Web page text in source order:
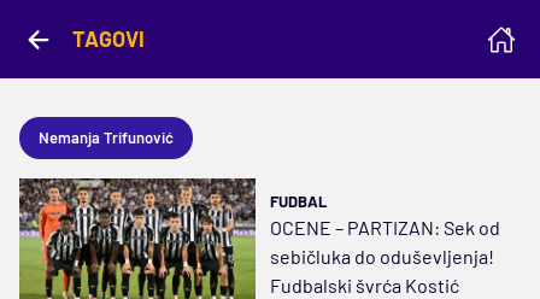
TAGOVI
Nemanja Trifunović
FUDBAL
OCENE – PARTIZAN: Sek od
sebičluka do oduševljenja!
Fudbalski švrća Kostić